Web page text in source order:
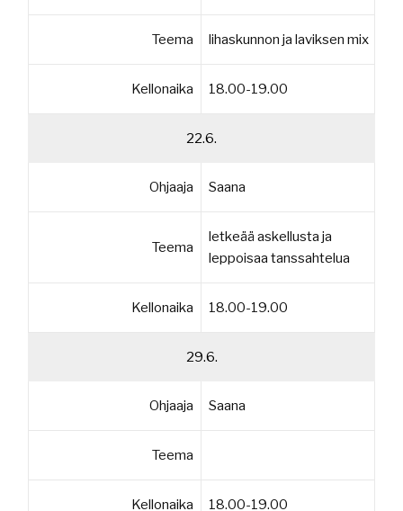
Teema lihaskunnon ja laviksen mix
Kellonaika 18.00-19.00
22.6.
Ohjaaja Saana
Teema
letkeää askellusta ja
leppoisaa tanssahtelua
Kellonaika 18.00-19.00
29.6.
Ohjaaja Saana
Teema
Kellonaika 18.00-19.00